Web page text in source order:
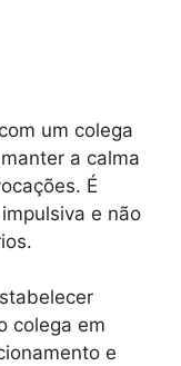
um colega
a calma
É
e não
colega em
e